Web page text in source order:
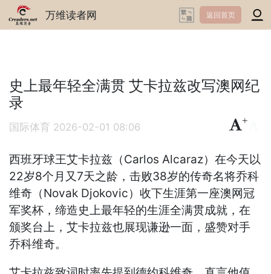
万维读者网 返回首页
史上最年轻全满贯 艾卡拉兹改写澳网纪
录
国际体育 2026-02-01 08:06
+
西班牙球王艾卡拉兹（Carlos Alcaraz）在今天以
22岁8个月又7天之龄，击败38岁的传奇名将乔科
维奇（Novak Djokovic）收下生涯第一座澳网冠
军奖杯，缔造史上最年轻的生涯全满贯成就，在
颁奖台上，艾卡拉兹也展现谦逊一面，盛赞对手
乔科维奇。